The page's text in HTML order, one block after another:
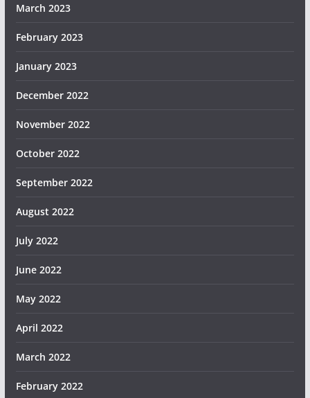
March 2023
February 2023
January 2023
December 2022
November 2022
October 2022
September 2022
August 2022
July 2022
June 2022
May 2022
April 2022
March 2022
February 2022